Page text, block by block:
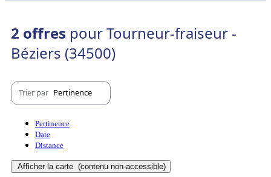
2 offres pour Tourneur-fraiseur -
Béziers (34500)
Trier par Pertinence
Pertinence
Date
Distance
Afficher la carte (contenu non-accessible)